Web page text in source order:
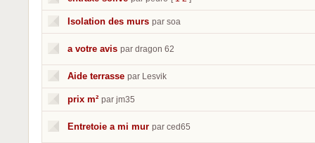
Isolation des murs par soa
a votre avis par dragon 62
Aide terrasse par Lesvik
prix m² par jm35
Entretoie a mi mur par ced65